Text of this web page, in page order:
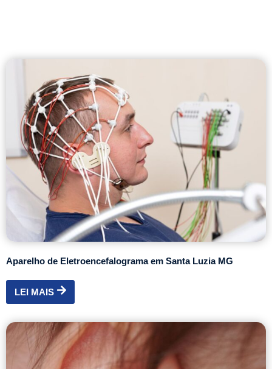
Aparelho de Eletroencefalograma em Santa Luzia MG
LEI MAIS